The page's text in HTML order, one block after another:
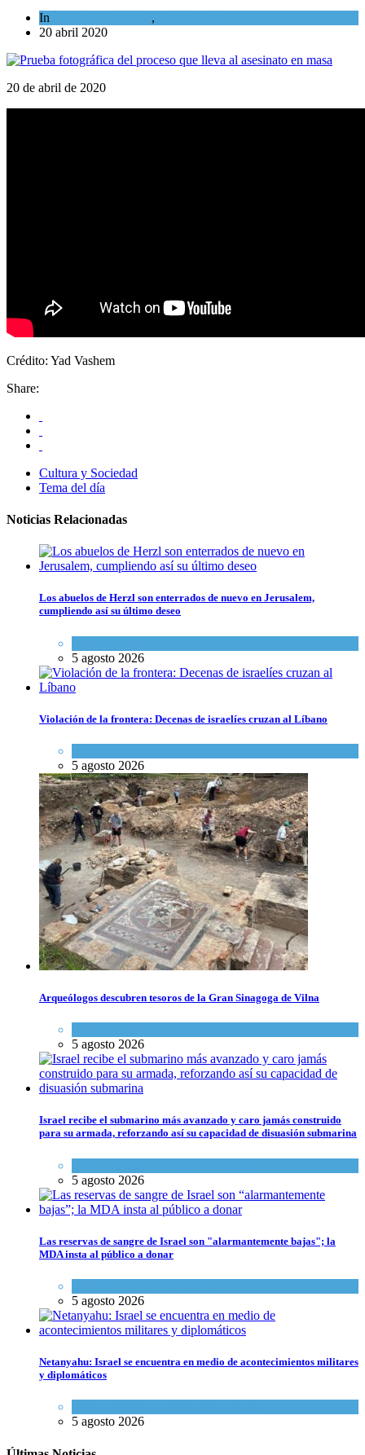
In ,
20 abril 2020
20 de abril de 2020
Crédito: Yad Vashem
Share:
Cultura y Sociedad
Tema del día
Noticias Relacionadas
Los abuelos de Herzl son enterrados de nuevo en Jerusalem,
cumpliendo así su último deseo
5 agosto 2026
Violación de la frontera: Decenas de israelíes cruzan al Líbano
5 agosto 2026
Arqueólogos descubren tesoros de la Gran Sinagoga de Vilna
5 agosto 2026
Israel recibe el submarino más avanzado y caro jamás construido
para su armada, reforzando así su capacidad de disuasión submarina
5 agosto 2026
Las reservas de sangre de Israel son "alarmantemente bajas"; la
MDA insta al público a donar
5 agosto 2026
Netanyahu: Israel se encuentra en medio de acontecimientos militares
y diplomáticos
5 agosto 2026